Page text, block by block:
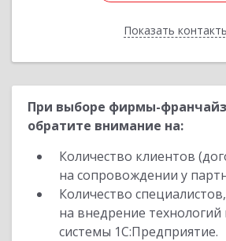
ПоказатьНазад
При выборе фирмы-
обратите внимание на:
Количество клиентов
на сопровождении у
Количество
на внедрение
системы 1С:Предприятие.